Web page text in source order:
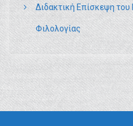
Διδακτική Επίσκεψη
Φιλολογίας